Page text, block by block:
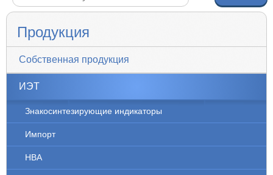
Продукция
Собственная продукция
ИЭТ
Знакосинтезирующие индикаторы
Импорт
НВА